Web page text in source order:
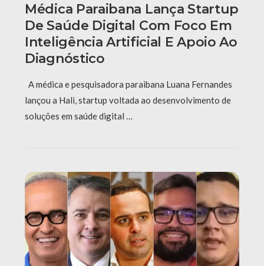
Médica Paraibana Lança Startup
De Saúde Digital Com Foco Em
Inteligência Artificial E Apoio Ao
Diagnóstico
A médica e pesquisadora paraibana Luana Fernandes
lançou a Hali, startup voltada ao desenvolvimento de
soluções em saúde digital …